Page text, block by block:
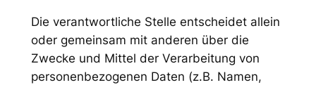
Die verantwortliche Stelle entscheidet allein
oder gemeinsam mit anderen über die
Zwecke und Mittel der Verarbeitung von
personenbezogenen Daten (z.B. Namen,